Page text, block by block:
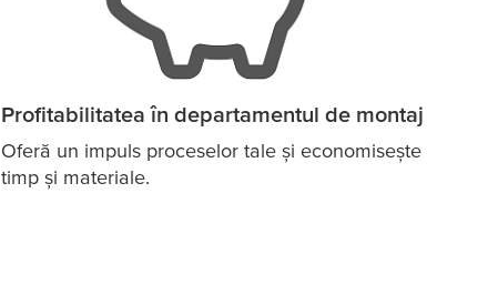
Profitabilitatea în departamentul de montaj
Oferă un impuls proceselor tale și economisește
timp și materiale.